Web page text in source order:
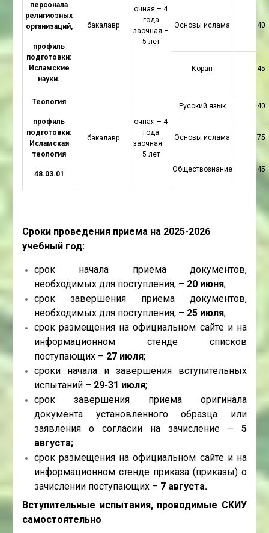
персонала
религиозных
организаций,
профиль
подготовки:
Исламские
науки.
бакалавр
очная – 4
года
заочная –
5 лет
Основы ислама 40
Коран 45
Теология
профиль
подготовки:
Исламская
теология
48.03.01
бакалавр
очная – 4
года
заочная –
5 лет
Русский язык 40
Основы ислама 75
Обществознание 45
Сроки проведения приема на 2025-2026
учебный год:
срок начала приема документов,
необходимых для поступления, – 20 июня;
срок завершения приема документов,
необходимых для поступления, – 25 июля;
срок размещения на официальном сайте и на
информационном стенде списков
поступающих – 27 июля;
сроки начала и завершения вступительных
испытаний – 29-31 июля;
срок завершения приема оригинала
документа установленного образца или
заявления о согласии на зачисление –5
августа;
срок размещения на официальном сайте и на
информационном стенде приказа (приказы) о
зачислении поступающих – 7августа.
Вступительные испытания, проводимые СКИУ
самостоятельно